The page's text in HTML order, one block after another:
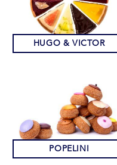
HUGO & VICTOR
POPELINI